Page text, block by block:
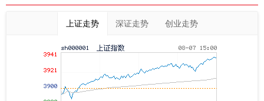
上证走势 深证走势 创业走势